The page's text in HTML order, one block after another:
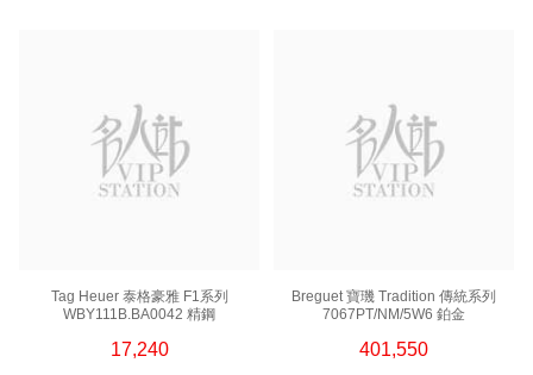
Tag Heuer 泰格豪雅 F1系列
WBY111B.BA0042 精鋼
17,240
Breguet 寶璣 Tradition 傳統系列
7067PT/NM/5W6 鉑金
401,550